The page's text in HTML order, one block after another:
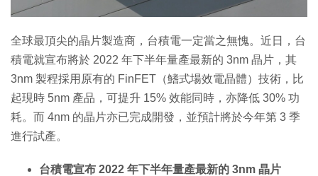
全球最頂尖的晶片製造商，台積電一定當之無愧。近日，台
積電就宣布將於 2022 年下半年量產最新的 3nm 晶片，其
3nm 製程採用原有的 FinFET（鰭式場效電晶體）技術，比
起現時 5nm 產品，可提升 15% 效能同時，亦降低 30% 功
耗。而 4nm 的晶片亦已完成開發，並預計將於今年第 3 季
進行試產。
台積電宣布 2022 年下半年量產最新的 3nm 晶片